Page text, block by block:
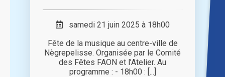
samedi 21 juin 2025 à 18h00
Fête de la musique au centre-ville de
Nègrepelisse. Organisée par le Comité
des Fêtes FAON et l’Atelier. Au
programme : - 18h00 : [...]